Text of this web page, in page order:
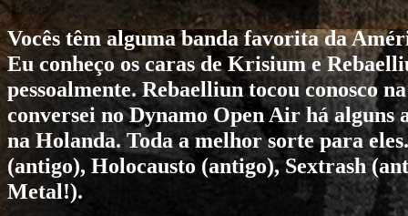
Vocês têm alguma banda favorita da
Eu conheço os caras deKrisiume
pessoalmente.Rebaelliuntocou conosco
conversei no Dynamo Open Air há alguns
na Holanda. Toda a melhor sorte para
(antigo), Holocausto (antigo),Sextrash
Metal!).